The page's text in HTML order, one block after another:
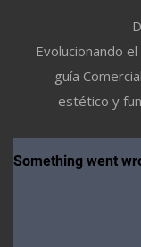
Evolucionando
guía
estético y